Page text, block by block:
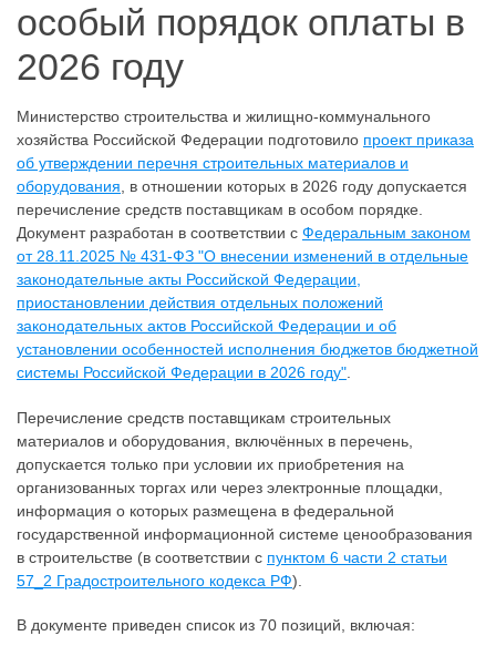
особый порядок оплаты в
2026 году
Министерство строительства и жилищно-коммунального
хозяйства Российской Федерации подготовило проект приказа
об утверждении перечня строительных материалов и
оборудования , в отношении которых в 2026 году допускается
перечисление средств поставщикам в особом порядке.
Документ разработан в соответствии с Федеральным законом
от 28.11.2025 № 431-ФЗ "О внесении изменений в отдельные
законодательные акты Российской Федерации,
приостановлении действия отдельных положений
законодательных актов Российской Федерации и об
установлении особенностей исполнения бюджетов бюджетной
системы Российской Федерации в 2026 году"
Перечисление средств поставщикам строительных
материалов и оборудования, включённых в перечень,
допускается только при условии их приобретения на
организованных торгах или через электронные площадки,
информация о которых размещена в федеральной
государственной информационной системе ценообразования
в строительстве (в соответствии с пунктом 6 части 2 статьи
57_2 Градостроительного кодекса РФ).
В документе приведен список из 70 позиций, включая: